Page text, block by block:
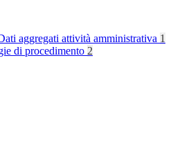
aggregati attività amministrativa 1
di procedimento 2